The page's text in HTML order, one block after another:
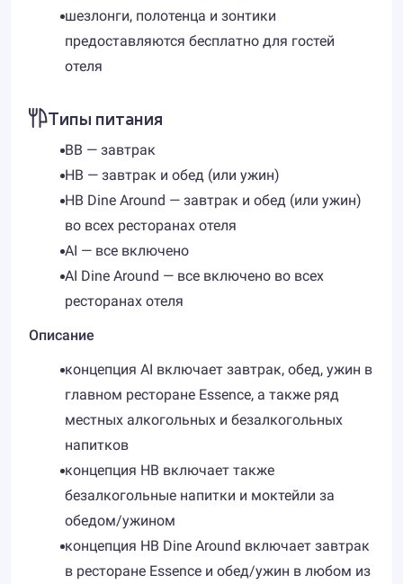
шезлонги, полотенца и зонтики
предоставляются бесплатно для гостей
отеля
Типы питания
BB — завтрак
HB — завтрак и обед (или ужин)
HB Dine Around — завтрак и обед (или ужин)
во всех ресторанах отеля
AI — все включено
AI Dine Around — все включено во всех
ресторанах отеля
Описание
концепция AI включает завтрак, обед, ужин в
главном ресторане Essence, а также ряд
местных алкогольных и безалкогольных
напитков
концепция HB включает также
безалкогольные напитки и моктейли за
обедом/ужином
концепция HB Dine Around включает завтрак
в ресторане Essence и обед/ужин в любом из